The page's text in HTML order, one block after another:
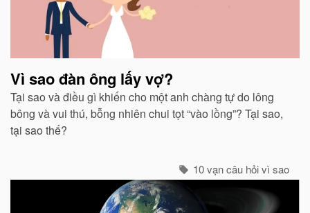
Vì sao đàn ông lấy vợ?
Tại sao và điều gì khiến cho một anh chàng tự do lông
bông và vui thú, bỗng nhiên chui tọt “vào lồng”? Tại sao,
tại sao thế?
10 vạn câu hỏi vì sao